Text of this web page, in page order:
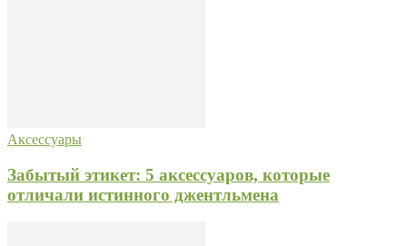
Аксессуары
Забытый этикет: 5 аксессуаров, которые
отличали истинного джентльмена